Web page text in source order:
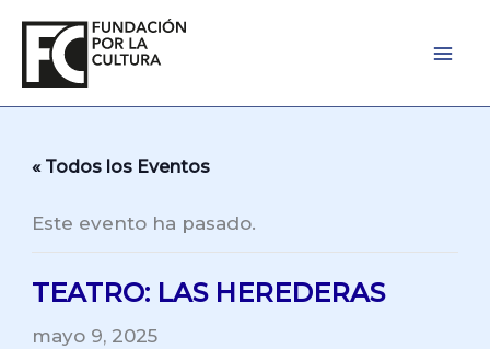
contenido
« Todos los Eventos
Este evento ha pasado.
TEATRO: LAS HEREDERAS
mayo 9, 2025